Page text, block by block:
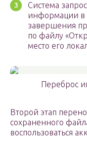
Система
информации в
завершения
по файлу
место его
Переброс
Второй этап
сохраненного
воспользоваться